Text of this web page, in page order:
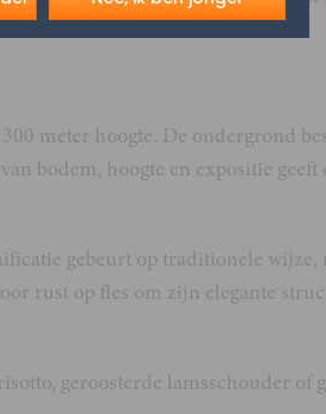
voert.
meter hoogte. De ondergrond
bodem, hoogte en expositie
gebeurt op traditionele
rust op fles om zijn elegante
geroosterde lamsschouder of